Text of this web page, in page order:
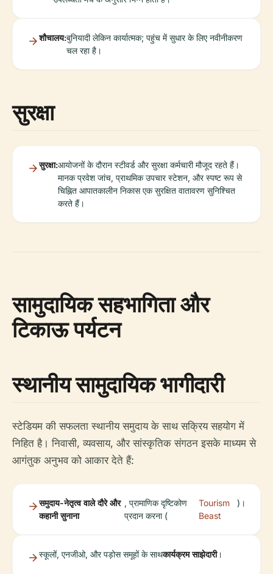
शौचालय:बुनियादी लेकिन कार्यात्मक; पहुंच में सुधार के लिए नवीनीकरण
चल रहा है।
सुरक्षा
सुरक्षा:आयोजनों के दौरान स्टीवर्ड और सुरक्षा कर्मचारी मौजूद रहते हैं।
मानक प्रवेश जांच, प्राथमिक उपचार स्टेशन, और स्पष्ट रूप से
चिह्नित आपातकालीन निकास एक सुरक्षित वातावरण सुनिश्चित
करते हैं।
सामुदायिक सहभागिता और
टिकाऊ पर्यटन
स्थानीय सामुदायिक भागीदारी
स्टेडियम की सफलता स्थानीय समुदाय के साथ सक्रिय सहयोग में
निहित है। निवासी, व्यवसाय, और सांस्कृतिक संगठन इसके माध्यम से
आगंतुक अनुभव को आकार देते हैं:
समुदाय-नेतृत्व वाले दौरे और
कहानी सुनाना
, प्रामाणिक दृष्टिकोण
प्रदान करना (
Tourism
Beast
)।
स्कूलों, एनजीओ, और पड़ोस समूहों के साथकार्यक्रम साझेदारी।